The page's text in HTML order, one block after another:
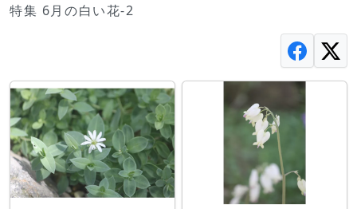
特集 6月の白い花-2